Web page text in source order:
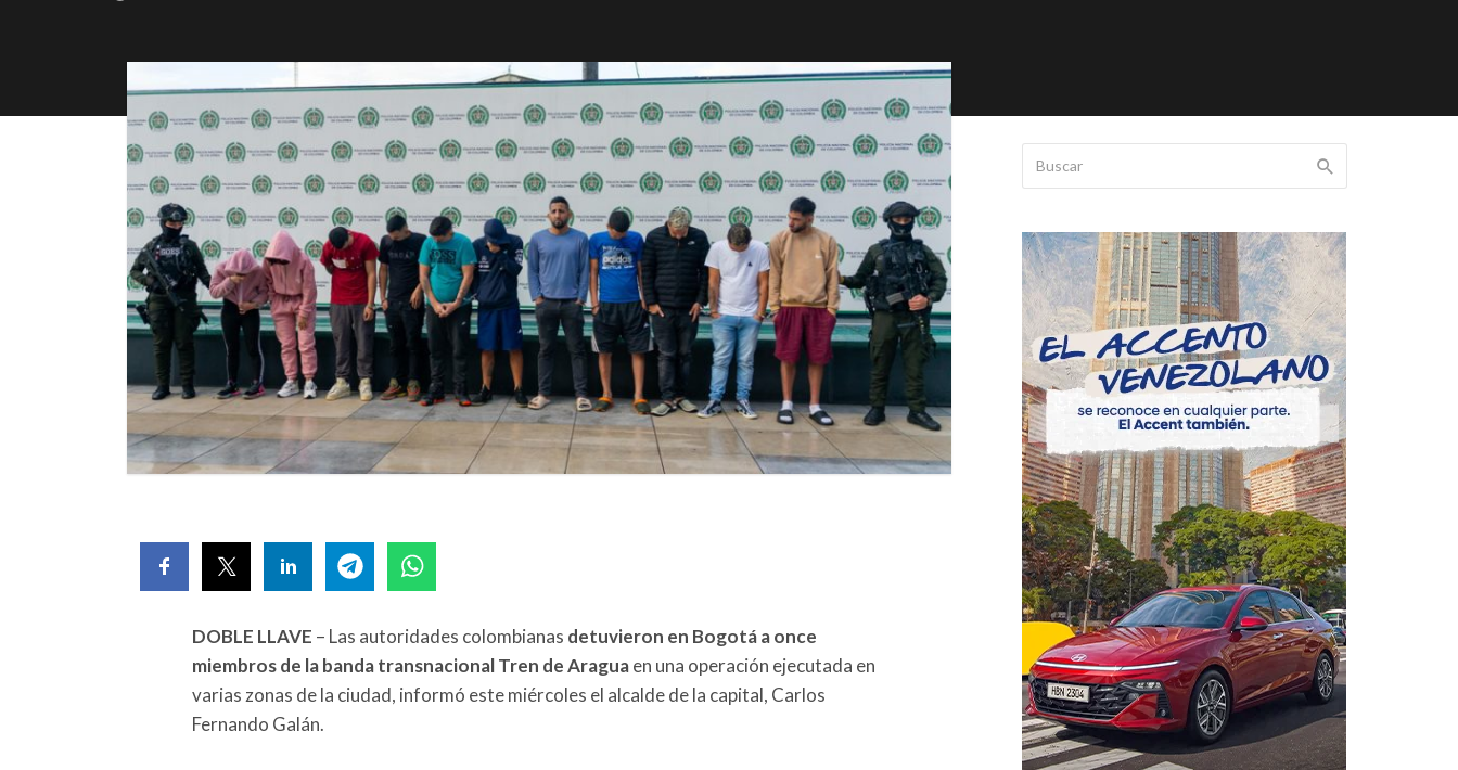
DOBLE LLAVE – Las autoridades colombianas detuvieron en Bogotá a once
miembros de la banda transnacional Tren de Araguaen una operación ejecutada en
varias zonas de la ciudad, informó este miércoles el alcalde de la capital, Carlos
Fernando Galán.